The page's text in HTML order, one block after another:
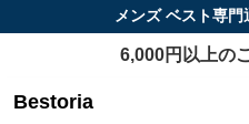
メンズ ベスト専門
6,000円以上の
Bestoria